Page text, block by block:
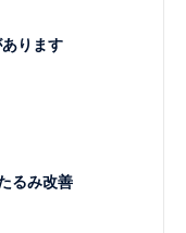
ります
るみ改善